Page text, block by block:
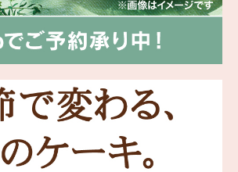
海外 Overseas shops
Malaysia
UAE
Thailand